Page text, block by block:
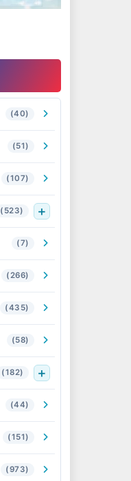
(40)
(51)
(107)
(523)
(7)
(266)
(435)
(58)
(182)
(44)
(151)
(973)